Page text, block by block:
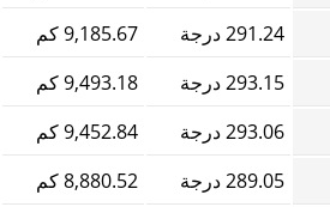
291.24 درجة
9,185.67 كم
293.15 درجة
9,493.18 كم
293.06 درجة
9,452.84 كم
289.05 درجة
8,880.52 كم